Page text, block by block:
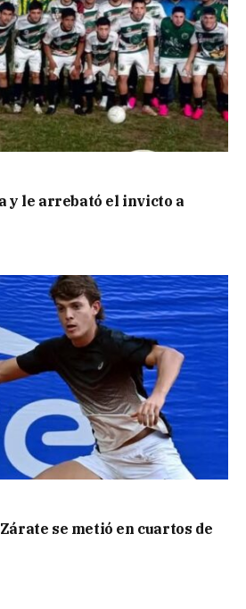
y le arrebató el invicto a
se metió en cuartos de